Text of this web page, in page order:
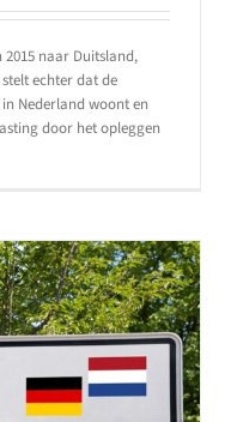
naar Duitsland,
echter dat de
Nederland woont en
door het opleggen